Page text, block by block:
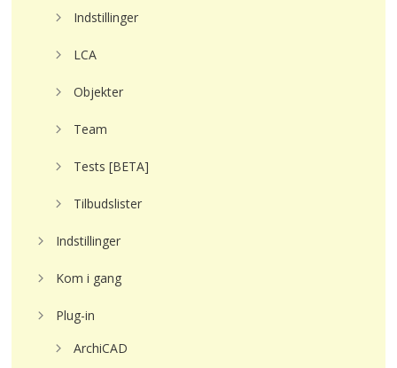
Indstillinger
LCA
Objekter
Team
Tests [BETA]
Tilbudslister
Indstillinger
Kom i gang
Plug-in
ArchiCAD